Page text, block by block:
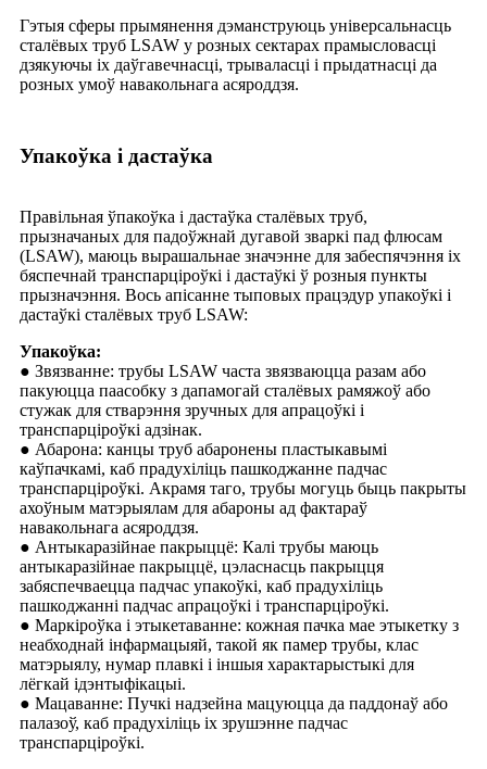
Гэтыя сферы прымянення дэманструюць універсальнасць
сталёвых труб LSAW у розных сектарах прамысловасці
дзякуючы іх даўгавечнасці, трываласці і прыдатнасці да
розных умоў навакольнага асяроддзя.
Упакоўка і дастаўка
Правільная ўпакоўка і дастаўка сталёвых труб,
прызначаных для падоўжнай дугавой зваркі пад флюсам
(LSAW), маюць вырашальнае значэнне для забеспячэння іх
бяспечнай транспарціроўкі і дастаўкі ў розныя пункты
прызначэння. Вось апісанне тыповых працэдур упакоўкі і
дастаўкі сталёвых труб LSAW:
Упакоўка:
● Звязванне: трубы LSAW часта звязваюцца разам або
пакуюцца паасобку з дапамогай сталёвых рамяжоў або
стужак для стварэння зручных для апрацоўкі і
транспарціроўкі адзінак.
● Абарона: канцы труб абаронены пластыкавымі
каўпачкамі, каб прадухіліць пашкоджанне падчас
транспарціроўкі. Акрамя таго, трубы могуць быць пакрыты
ахоўным матэрыялам для абароны ад фактараў
навакольнага асяроддзя.
● Антыкаразійнае пакрыццё: Калі трубы маюць
антыкаразійнае пакрыццё, цэласнасць пакрыцця
забяспечваецца падчас упакоўкі, каб прадухіліць
пашкоджанні падчас апрацоўкі і транспарціроўкі.
● Маркіроўка і этыкетаванне: кожная пачка мае этыкетку з
неабходнай інфармацыяй, такой як памер трубы, клас
матэрыялу, нумар плавкі і іншыя характарыстыкі для
лёгкай ідэнтыфікацыі.
● Мацаванне: Пучкі надзейна мацуюцца да паддонаў або
палазоў, каб прадухіліць іх зрушэнне падчас
транспарціроўкі.